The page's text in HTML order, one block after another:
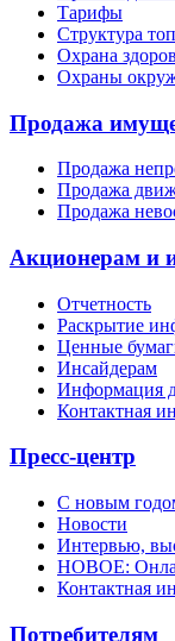
Тарифы
Структура
Охрана
Охраны
Продажа
Продажа
Продажа
Продажа
Акционерам и
Отчетность
Раскрытие
Ценные
Инсайдерам
Информация
Контактная
Пресс-центр
С новым
Новости
Интервью,
НОВОЕ:
Контактная
Потребителям